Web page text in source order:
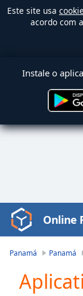
Este site usa
acordo com
Instale o
Video
Player
Play
Video
Online
Panamá Panamá